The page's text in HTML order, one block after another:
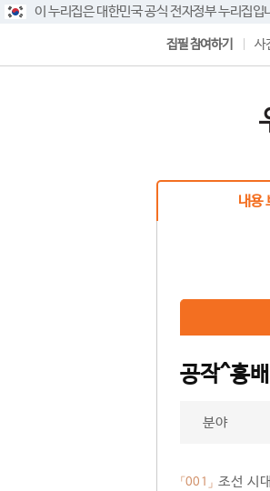
이 누리집은 대한민국 공식 전자정부 누리집입
집필 참여하기 사
내용
공작^흉배
분야
「001」 조선 시